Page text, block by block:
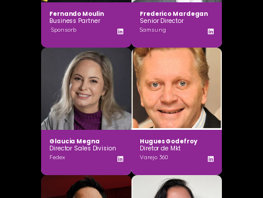
Fernando Moulin
Business Partner
Sponsorb
Frederico Mardegan
Senior Director
Samsung
Glaucia Megna
Director Sales Division
Fedex
Hugues Godefroy
Diretor de Mkt
Varejo 360